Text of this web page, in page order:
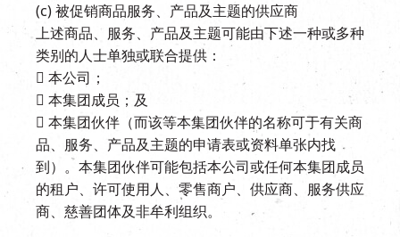
(c) 被促销商品服务、产品及主题的供应商
上述商品、服务、产品及主题可能由下述一种或多种
类别的人士单独或联合提供：
 本公司；
 本集团成员；及
 本集团伙伴（而该等本集团伙伴的名称可于有关商
品、服务、产品及主题的申请表或资料单张内找
到）。本集团伙伴可能包括本公司或任何本集团成员
的租户、许可使用人、零售商户、供应商、服务供应
商、慈善团体及非牟利组织。